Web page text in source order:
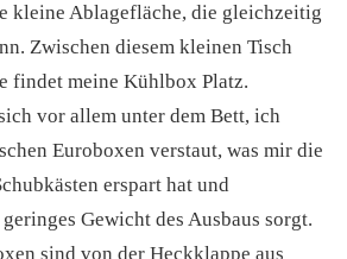
kleine Ablagefläche, die gleichzeitig
Zwischen diesem kleinen Tisch
findet meine Kühlbox Platz.
vor allem unter dem Bett, ich
Euroboxen verstaut, was mir die
erspart hat und
Gewicht des Ausbaus sorgt.
sind von der Heckklappe aus